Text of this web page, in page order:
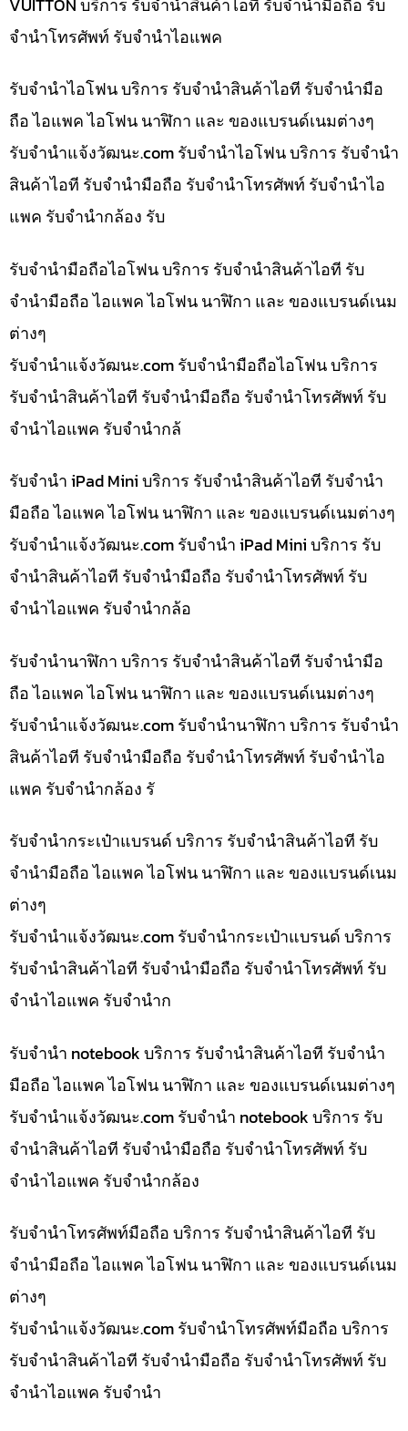
จำนำโทรศัพท์ รับจำนำไอแพค
รับจำนำไอโฟน บริการ รับจำนำสินค้าไอที รับจำนำมือ
ถือ ไอแพค ไอโฟน นาฬิกา และ ของแบรนด์เนมต่างๆ
รับจํานําแจ้งวัฒนะ.com รับจำนำไอโฟน บริการ รับจำนำ
สินค้าไอที รับจำนำมือถือ รับจำนำโทรศัพท์ รับจำนำไอ
แพค รับจำนำกล้อง รับ
รับจำนำมือถือไอโฟน บริการ รับจำนำสินค้าไอที รับ
จำนำมือถือ ไอแพค ไอโฟน นาฬิกา และ ของแบรนด์เนม
ต่างๆ
รับจํานําแจ้งวัฒนะ.com รับจำนำมือถือไอโฟน บริการ
รับจำนำสินค้าไอที รับจำนำมือถือ รับจำนำโทรศัพท์ รับ
จำนำไอแพค รับจำนำกล้
รับจำนำ iPad Mini บริการ รับจำนำสินค้าไอที รับจำนำ
มือถือ ไอแพค ไอโฟน นาฬิกา และ ของแบรนด์เนมต่างๆ
รับจํานําแจ้งวัฒนะ.com รับจำนำ iPad Mini บริการ รับ
จำนำสินค้าไอที รับจำนำมือถือ รับจำนำโทรศัพท์ รับ
จำนำไอแพค รับจำนำกล้อ
รับจำนำนาฬิกา บริการ รับจำนำสินค้าไอที รับจำนำมือ
ถือ ไอแพค ไอโฟน นาฬิกา และ ของแบรนด์เนมต่างๆ
รับจํานําแจ้งวัฒนะ.com รับจำนำนาฬิกา บริการ รับจำนำ
สินค้าไอที รับจำนำมือถือ รับจำนำโทรศัพท์ รับจำนำไอ
แพค รับจำนำกล้อง รั
รับจำนำกระเป๋าแบรนด์ บริการ รับจำนำสินค้าไอที รับ
จำนำมือถือ ไอแพค ไอโฟน นาฬิกา และ ของแบรนด์เนม
ต่างๆ
รับจํานําแจ้งวัฒนะ.com รับจำนำกระเป๋าแบรนด์ บริการ
รับจำนำสินค้าไอที รับจำนำมือถือ รับจำนำโทรศัพท์ รับ
จำนำไอแพค รับจำนำก
รับจำนำ notebook บริการ รับจำนำสินค้าไอที รับจำนำ
มือถือ ไอแพค ไอโฟน นาฬิกา และ ของแบรนด์เนมต่างๆ
รับจํานําแจ้งวัฒนะ.com รับจำนำ notebook บริการ รับ
จำนำสินค้าไอที รับจำนำมือถือ รับจำนำโทรศัพท์ รับ
จำนำไอแพค รับจำนำกล้อง
รับจำนำโทรศัพท์มือถือ บริการ รับจำนำสินค้าไอที รับ
จำนำมือถือ ไอแพค ไอโฟน นาฬิกา และ ของแบรนด์เนม
ต่างๆ
รับจํานําแจ้งวัฒนะ.com รับจำนำโทรศัพท์มือถือ บริการ
รับจำนำสินค้าไอที รับจำนำมือถือ รับจำนำโทรศัพท์ รับ
จำนำไอแพค รับจำนำ